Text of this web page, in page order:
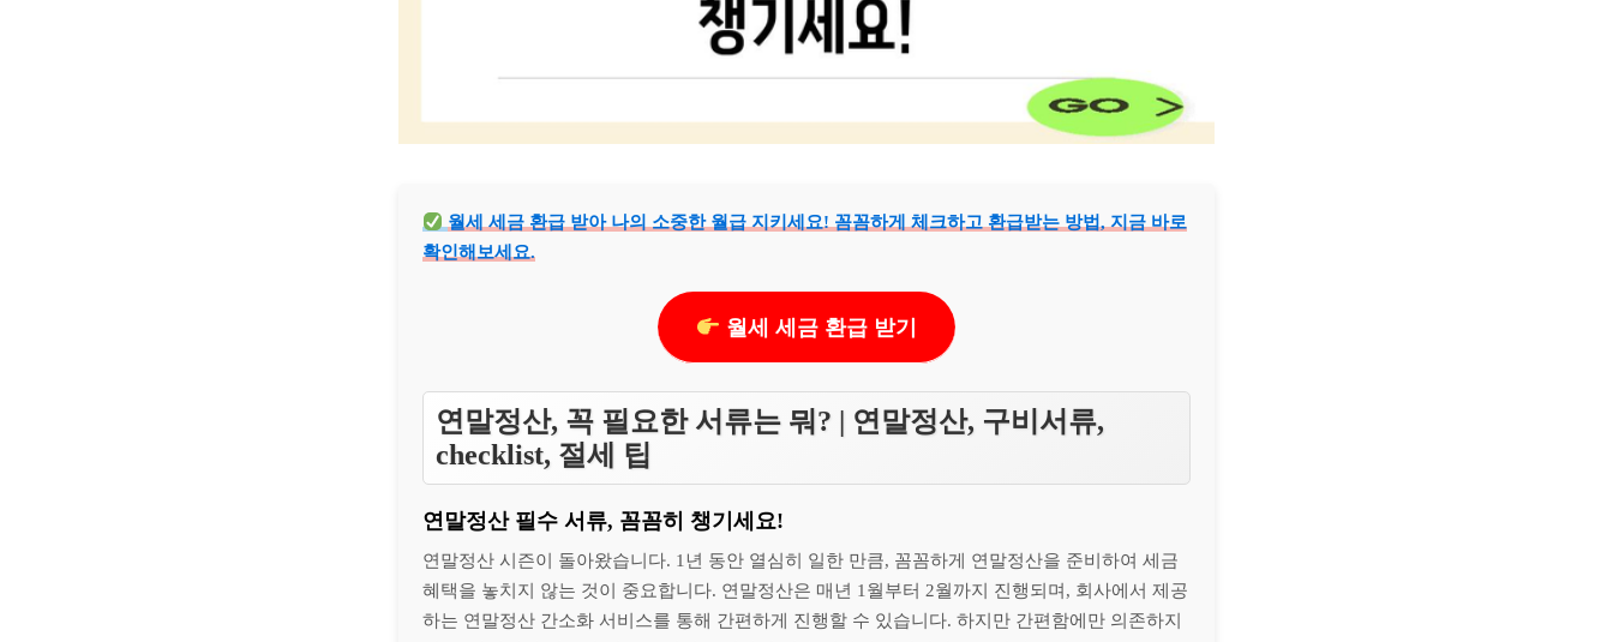
월세 세금 환급 받아 나의 소중한 월급 지키세요! 꼼꼼하게 체크하고 환급받는 방법, 지금 바로
확인해보세요.
월세 세금 환급 받기
연말정산, 꼭 필요한 서류는 뭐? | 연말정산, 구비서류,
checklist, 절세 팁
연말정산 필수 서류, 꼼꼼히 챙기세요!
연말정산 시즌이 돌아왔습니다. 1년 동안 열심히 일한 만큼, 꼼꼼하게 연말정산을 준비하여 세금
혜택을 놓치지 않는 것이 중요합니다. 연말정산은 매년 1월부터 2월까지 진행되며, 회사에서 제공
하는 연말정산 간소화 서비스를 통해 간편하게 진행할 수 있습니다. 하지만 간편함에만 의존하지